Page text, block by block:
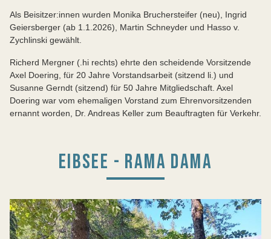
Als Beisitzer:innen wurden Monika Bruchersteifer (neu), Ingrid
Geiersberger (ab 1.1.2026), Martin Schneyder und Hasso v.
Zychlinski gewählt.
Richerd Mergner (.hi rechts) ehrte den scheidende Vorsitzende
Axel Doering, für 20 Jahre Vorstandsarbeit (sitzend li.) und
Susanne Gerndt (sitzend) für 50 Jahre Mitgliedschaft. Axel
Doering war vom ehemaligen Vorstand zum Ehrenvorsitzenden
ernannt worden, Dr. Andreas Keller zum Beauftragten für Verkehr.
EIBSEE - RAMA DAMA